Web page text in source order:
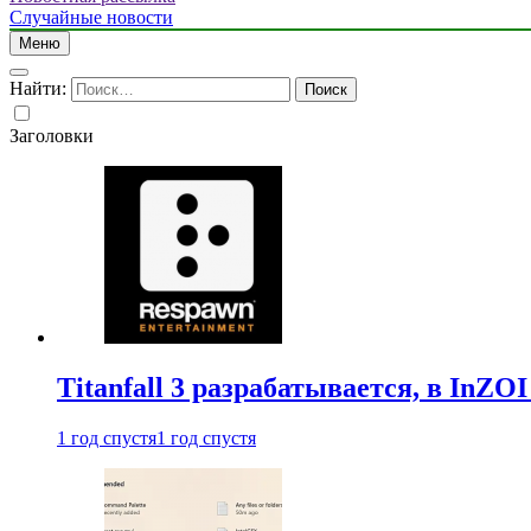
Случайные новости
Меню
Найти:
Заголовки
Titanfall 3 разрабатывается, в
1 год спустя1 год спустя